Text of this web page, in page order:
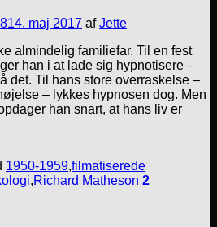
14. maj 2017 afJette
almindelig familiefar. Til en fest
han i at lade sig hypnotisere –
det. Til hans store overraskelse –
– lykkes hypnosen dog. Men
han snart, at hans liv er
1950-1959,filmatiserede
,Richard Matheson 2